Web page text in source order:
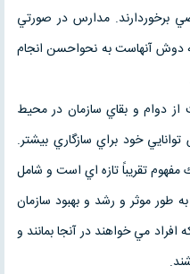
برخوردارند. مدارس در صورتي
دوش آنهاست به نحواحسن انجام
از دوام و بقاي سازمان در محيط
خود براي سازگاري بيشتر.
مفهوم تقريباً تازه اي است و شامل
طور موثر و رشد و بهبود سازمان
مي خواهند در آنجا بمانند و